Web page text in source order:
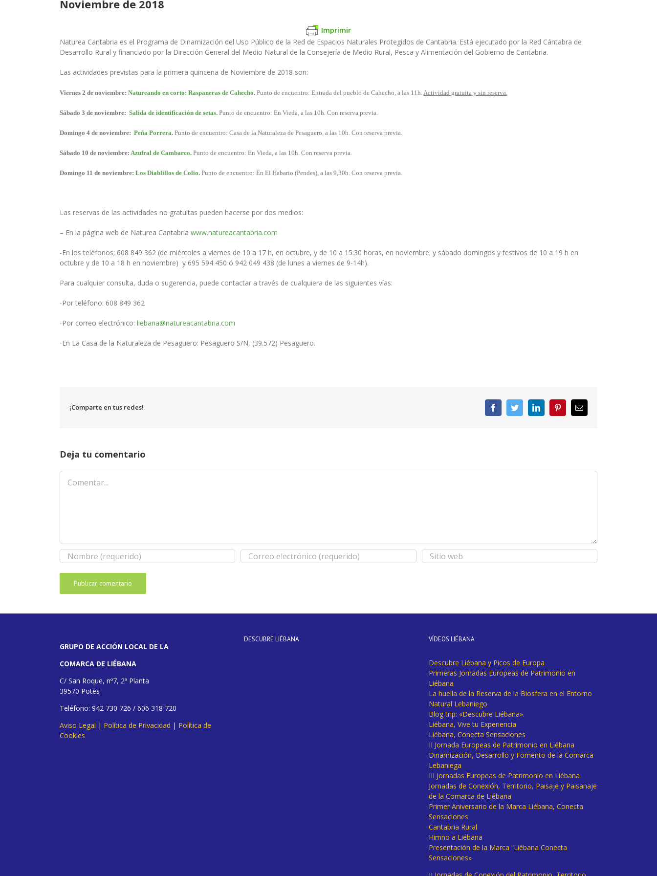
Noviembre de 2018
Imprimir
Naturea Cantabria es el Programa de Dinamización del Uso Público de la Red de Espacios Naturales Protegidos de Cantabria. Está ejecutado por la Red Cántabra de
Desarrollo Rural y financiado por la Dirección General del Medio Natural de la Consejería de Medio Rural, Pesca y Alimentación del Gobierno de Cantabria.
Las actividades previstas para la primera quincena de Noviembre de 2018 son:
Viernes 2 de noviembre: Natureando en corto: Raspaneras de Cahecho. Punto de encuentro: Entrada del pueblo de Cahecho, a las 11h.Actividad gratuita y sin reserva.
Sábado 3 de noviembre: Salida de identificación de setas. Punto de encuentro: En Vieda, a las 10h. Con reserva previa.
Domingo 4 de noviembre: Peña Porrera. Punto de encuentro: Casa de la Naturaleza de Pesaguero, a las 10h. Con reserva previa.
Sábado 10 de noviembre: Azufral de Cambarco. Punto de encuentro: En Vieda, a las 10h. Con reserva previa.
Domingo 11 de noviembre: Los Diablillos de Colio. Punto de encuentro: En El Habario (Pendes), a las 9,30h. Con reserva previa.
Las reservas de las actividades no gratuitas pueden hacerse por dos medios:
– En la página web de Naturea Cantabria www.natureacantabria.com
-En los teléfonos; 608 849 362 (de miércoles a viernes de 10 a 17 h, en octubre, y de 10 a 15:30 horas, en noviembre; y sábado domingos y festivos de 10 a 19 h en
octubre y de 10 a 18 h en noviembre) y 695 594 450 ó 942 049 438 (de lunes a viernes de 9-14h).
Para cualquier consulta, duda o sugerencia, puede contactar a través de cualquiera de las siguientes vías:
-Por teléfono: 608 849 362
-Por correo electrónico: liebana@natureacantabria.com
-En La Casa de la Naturaleza de Pesaguero: Pesaguero S/N, (39.572) Pesaguero.
¡Comparte en tus redes! FacebookTwitterLinkedInPinterestCorreo
electrónico
Deja tu comentario
Comentar
GRUPO DE ACCIÓN LOCAL DE LA
COMARCA DE LIÉBANA
C/ San Roque, nº7, 2ª Planta
39570 Potes
Teléfono: 942 730 726 / 606 318 720
Aviso Legal | Política de Privacidad | Política de
Cookies
DESCUBRE LIÉBANA VÍDEOS LIÉBANA
Descubre Liébana y Picos de Europa
Primeras Jornadas Europeas de Patrimonio en
Liébana
La huella de la Reserva de la Biosfera en el Entorno
Natural Lebaniego
Blog trip: «Descubre Liébana».
Liébana, Vive tu Experiencia
Liébana, Conecta Sensaciones
II Jornada Europeas de Patrimonio en Liébana
Dinamización, Desarrollo y Fomento de la Comarca
Lebaniega
III Jornadas Europeas de Patrimonio en Liébana
Jornadas de Conexión, Territorio, Paisaje y Paisanaje
de la Comarca de Liébana
Primer Aniversario de la Marca Liébana, Conecta
Sensaciones
Cantabria Rural
Himno a Liébana
Presentación de la Marca “Liébana Conecta
Sensaciones»